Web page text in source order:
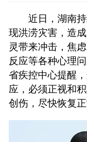
近日，湖南
现洪涝灾害，造
灵带来冲击，焦
反应等各种心理
省疾控中心提醒
应，必须正视和
创伤，尽快恢复正